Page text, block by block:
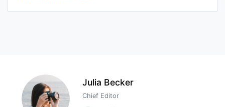
Julia Becker
Chief Editor